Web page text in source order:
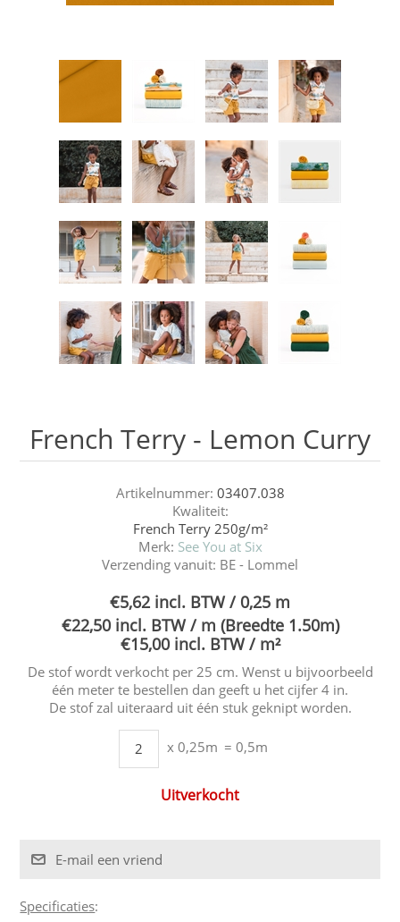
French Terry - Lemon Curry
Artikelnummer: 03407.038
Kwaliteit:
French Terry 250g/m²
Merk: See You at Six
Verzending vanuit: BE - Lommel
€5,62 incl. BTW / 0,25 m
€22,50 incl. BTW / m (Breedte 1.50m)
€15,00 incl. BTW / m²
De stof wordt verkocht per 25 cm. Wenst u bijvoorbeeld
één meter te bestellen dan geeft u het cijfer 4 in.
De stof zal uiteraard uit één stuk geknipt worden.
x 0,25m = 0,5m
Uitverkocht
Specificaties: